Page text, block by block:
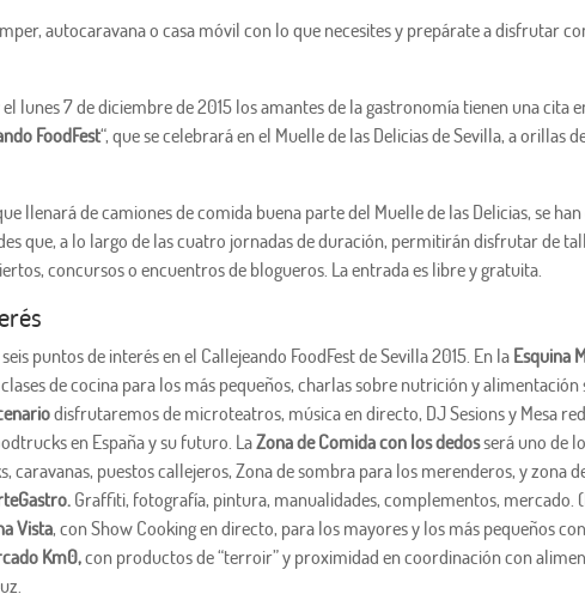
autocaravana o casa móvil con lo que necesites y prepárate a disfrutar
lunes 7 de diciembre de 2015 los amantes de la gastronomía tienen una cita
FoodFest“, que se celebrará en el Muelle de las Delicias de Sevilla, a orillas
llenará de camiones de comida buena parte del Muelle de las Delicias, se
que, a lo largo de las cuatro jornadas de duración, permitirán disfrutar de
concursos o encuentros de blogueros. La entrada es libre y gratuita.
puntos de interés en el Callejeando FoodFest de Sevilla 2015. En la Esquina
de cocina para los más pequeños, charlas sobre nutrición y alimentación
disfrutaremos de microteatros, música en directo, DJ Sesions y Mesa
en España y su futuro. LaZona de Comida con los dedosserá uno de
caravanas, puestos callejeros, Zona de sombra para los merenderos, y zona
Graffiti, fotografía, pintura, manualidades, complementos, mercado.
Vista, con Show Cooking en directo, para los mayores y los más pequeños con
Km0,con productos de “terroir” y proximidad en coordinación con